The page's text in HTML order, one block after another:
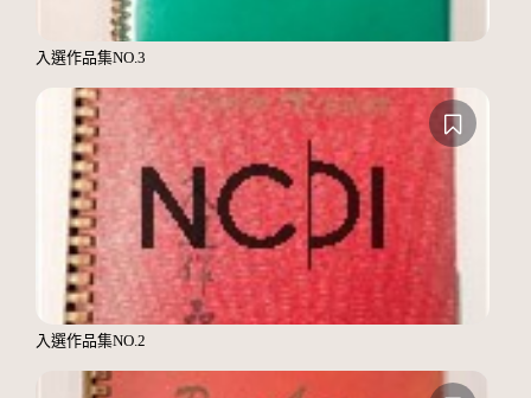
入選作品集NO.3
入選作品集NO.2